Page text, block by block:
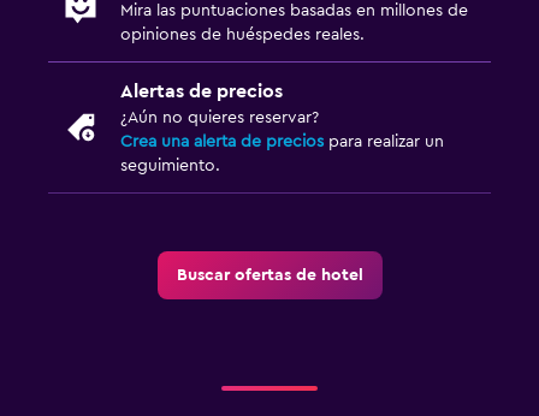
Mira las puntuaciones basadas en millones de
opiniones de huéspedes reales.
Alertas de precios
¿Aún no quieres reservar?
Crea una alerta de precios para realizar un
seguimiento.
Buscar ofertas de hotel